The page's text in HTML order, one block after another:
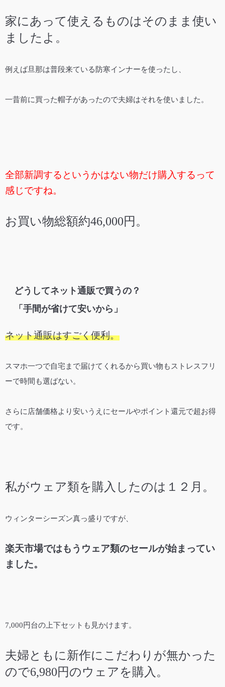
家にあって使えるものはそのまま使い
ましたよ。
例えば旦那は普段来ている防寒インナーを使ったし、
一昔前に買った帽子があったので夫婦はそれを使いました。
全部新調するというかはない物だけ購入するって
感じですね。
お買い物総額約46,000円。
どうしてネット通販で買うの？
「手間が省けて安いから」
ネット通販はすごく便利。
スマホ一つで自宅まで届けてくれるから買い物もストレスフリ
ーで時間も選ばない。
さらに店舗価格より安いうえにセールやポイント還元で超お得
です。
私がウェア類を購入したのは１２月。
ウィンターシーズン真っ盛りですが、
楽天市場ではもうウェア類のセールが始まってい
ました。
7,000円台の上下セットも見かけます。
夫婦ともに新作にこだわりが無かった
ので6,980円のウェアを購入。